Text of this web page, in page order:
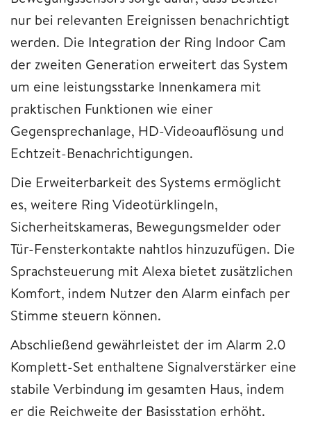
nur bei relevanten Ereignissen benachrichtigt
werden. Die Integration der Ring Indoor Cam
der zweiten Generation erweitert das System
um eine leistungsstarke Innenkamera mit
praktischen Funktionen wie einer
Gegensprechanlage, HD-Videoauflösung und
Echtzeit-Benachrichtigungen.
Die Erweiterbarkeit des Systems ermöglicht
es, weitere Ring Videotürklingeln,
Sicherheitskameras, Bewegungsmelder oder
Tür-Fensterkontakte nahtlos hinzuzufügen. Die
Sprachsteuerung mit Alexa bietet zusätzlichen
Komfort, indem Nutzer den Alarm einfach per
Stimme steuern können.
Abschließend gewährleistet der im Alarm 2.0
Komplett-Set enthaltene Signalverstärker eine
stabile Verbindung im gesamten Haus, indem
er die Reichweite der Basisstation erhöht.